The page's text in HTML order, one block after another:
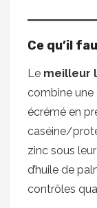
Ce qu’il
Le meilleur
combine
écrémé en
caséine/
zinc sous
d’huile de
contrôles